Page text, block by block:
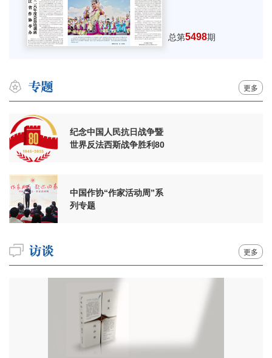
总第5498期
更多
纪念中国人民抗日战争暨
世界反法西斯战争胜利80
中国作协“作家活动周”系
列专题
更多